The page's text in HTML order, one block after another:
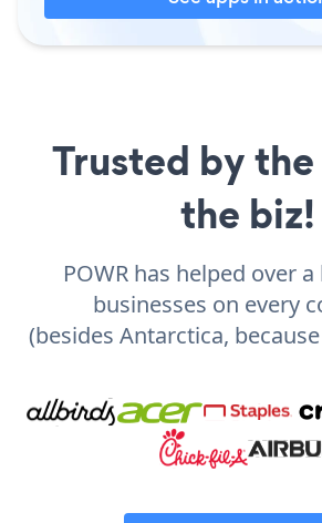
Trusted by
the biz!
POWR has helped over
businesses on every
(besides Antarctica,